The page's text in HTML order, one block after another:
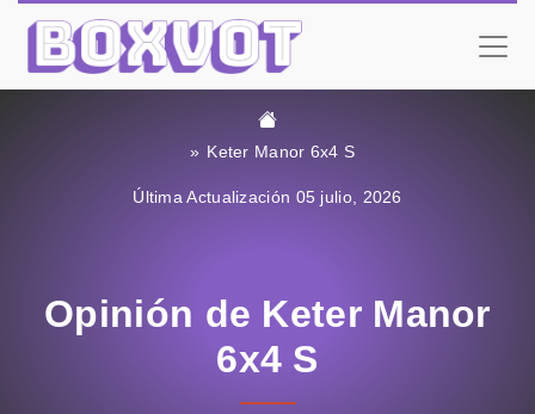
Keter Manor 6x4 S
Última Actualización 05 julio, 2026
Opinión de Keter Manor
6x4 S